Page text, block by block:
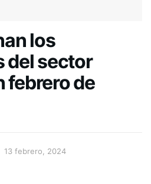
los
del sector
febrero de
13 febrero, 2024